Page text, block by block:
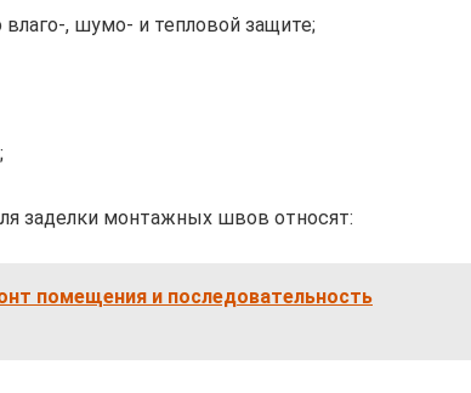
, шумо- и тепловой защите;
заделки монтажных швов относят:
помещения и последовательность